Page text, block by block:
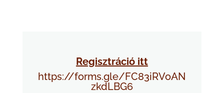
Regisztráció itt
https://forms.gle/FC83iRVoAN
zkdLBG6